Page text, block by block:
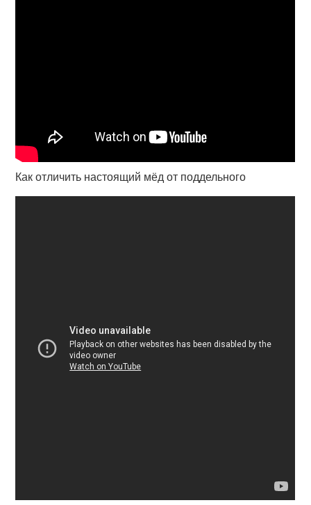
Как отличить настоящий мёд от поддельного